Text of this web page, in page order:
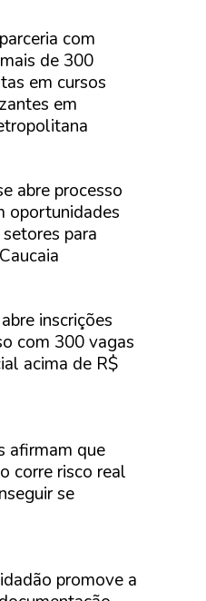
com
de 300
em cursos
em
abre processo
oportunidades
para
inscrições
com 300 vagas
acima de R$
afirmam que
corre risco real
se
promove a